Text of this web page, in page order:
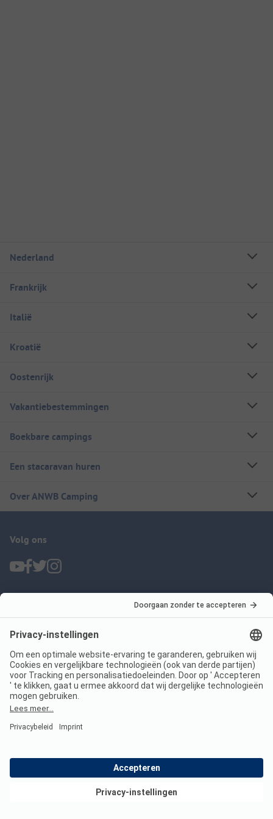
Nederland
Frankrijk
Italië
Kroatië
Oostenrijk
Vakantiebestemmingen
Boekbare campings
Een stacaravan huren
Over ANWB Camping
Volg ons
ANWB Camping App
nu gratis gebruiken
Imprint
Jouw privacy